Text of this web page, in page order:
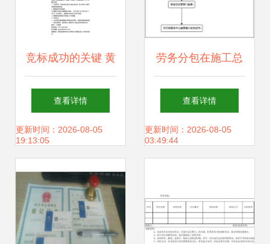
竞标成功的关键 黄
石市西塞山区碧桂
园小区配套幼儿园
解析
查看详情
更新时间：2026-08-05
19:13:05
劳务分包在施工总
承包中的关键作用
与管理策略
查看详情
更新时间：2026-08-05
03:49:44